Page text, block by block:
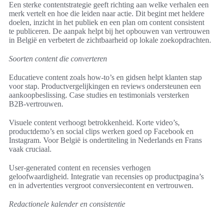
Een sterke contentstrategie geeft richting aan welke verhalen een
merk vertelt en hoe die leiden naar actie. Dit begint met heldere
doelen, inzicht in het publiek en een plan om content consistent
te publiceren. De aanpak helpt bij het opbouwen van vertrouwen
in België en verbetert de zichtbaarheid op lokale zoekopdrachten.
Soorten content die converteren
Educatieve content zoals how‑to’s en gidsen helpt klanten stap
voor stap. Productvergelijkingen en reviews ondersteunen een
aankoopbeslissing. Case studies en testimonials versterken
B2B‑vertrouwen.
Visuele content verhoogt betrokkenheid. Korte video’s,
productdemo’s en social clips werken goed op Facebook en
Instagram. Voor België is ondertiteling in Nederlands en Frans
vaak cruciaal.
User‑generated content en recensies verhogen
geloofwaardigheid. Integratie van recensies op productpagina’s
en in advertenties vergroot conversiecontent en vertrouwen.
Redactionele kalender en consistentie